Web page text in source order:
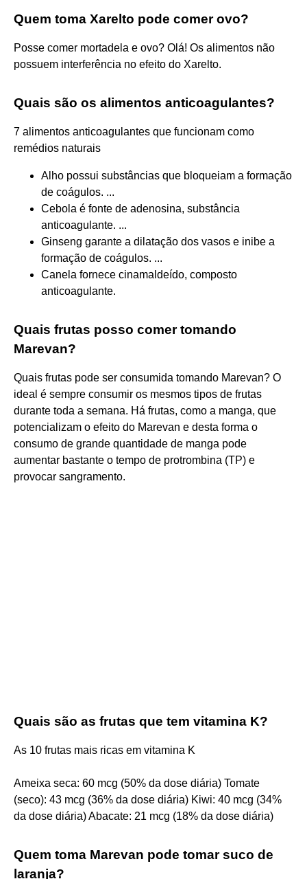
Quem toma Xarelto pode comer ovo?
Posse comer mortadela e ovo? Olá! Os alimentos não
possuem interferência no efeito do Xarelto.
Quais são os alimentos anticoagulantes?
7 alimentos anticoagulantes que funcionam como
remédios naturais
Alho possui substâncias que bloqueiam a formação
de coágulos. ...
Cebola é fonte de adenosina, substância
anticoagulante. ...
Ginseng garante a dilatação dos vasos e inibe a
formação de coágulos. ...
Canela fornece cinamaldeído, composto
anticoagulante.
Quais frutas posso comer tomando
Marevan?
Quais frutas pode ser consumida tomando Marevan? O
ideal é sempre consumir os mesmos tipos de frutas
durante toda a semana. Há frutas, como a manga, que
potencializam o efeito do Marevan e desta forma o
consumo de grande quantidade de manga pode
aumentar bastante o tempo de protrombina (TP) e
provocar sangramento.
Quais são as frutas que tem vitamina K?
As 10 frutas mais ricas em vitamina K
Ameixa seca: 60 mcg (50% da dose diária) Tomate
(seco): 43 mcg (36% da dose diária) Kiwi: 40 mcg (34%
da dose diária) Abacate: 21 mcg (18% da dose diária)
Quem toma Marevan pode tomar suco de
laranja?